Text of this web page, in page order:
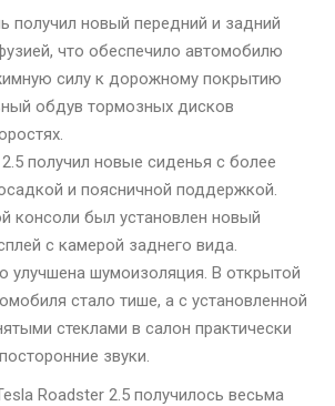
получил новый передний и задний
что обеспечило автомобилю
силу к дорожному покрытию
обдув тормозных дисков
получил новые сиденья с более
и поясничной поддержкой.
консоли был установлен новый
с камерой заднего вида.
улучшена шумоизоляция. В открытой
стало тише, а с установленной
стеклами в салон практически
звуки.
Roadster 2.5 получилось весьма